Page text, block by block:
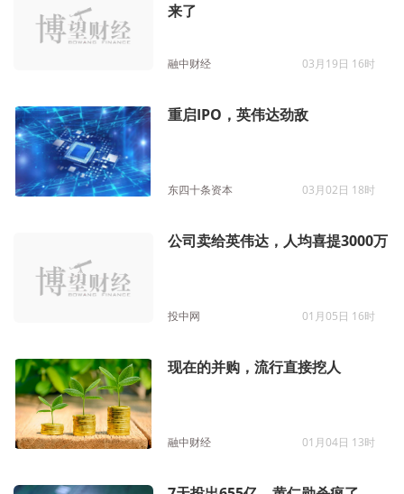
来了
融中财经 03月19日 16时
重启IPO，英伟达劲敌
东四十条资本 03月02日 18时
公司卖给英伟达，人均喜提3000万
投中网 01月05日 16时
现在的并购，流行直接挖人
融中财经 01月04日 13时